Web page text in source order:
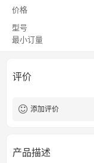
价格
型号
最小订量
评价
添加评价
产品描述